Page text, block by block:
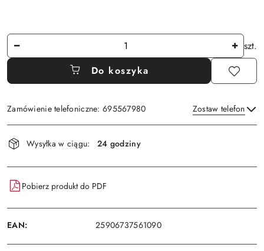
Ilość
szt.
Do koszyka
Zamówienie telefoniczne: 695567980 Zostaw telefon
Dostępność
i
dostawa
Wysyłka w ciągu: 24 godziny
Pobierz produkt do PDF
EAN: 25906737561090